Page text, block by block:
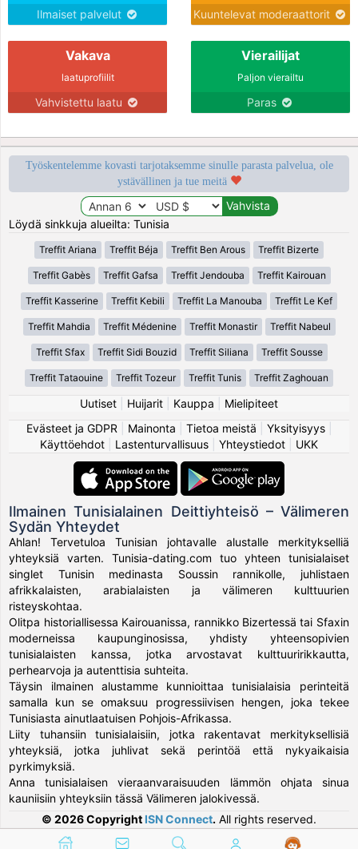
Ilmaiset palvelut Kuuntelevat moderaattorit
Vakava
laatuprofiilit
Vahvistettu laatu
Vierailijat
Paljon vierailtu
Paras
Työskentelemme kovasti tarjotaksemme sinulle parasta palvelua, ole
ystävällinen ja tue meitä
Löydä sinkkuja alueilta: Tunisia
Treffit Ariana Treffit Béja Treffit Ben Arous Treffit Bizerte
Treffit Gabès Treffit Gafsa Treffit Jendouba Treffit Kairouan
Treffit Kasserine Treffit Kebili Treffit La Manouba Treffit Le Kef
Treffit Mahdia Treffit Médenine Treffit Monastir Treffit Nabeul
Treffit Sfax Treffit Sidi Bouzid Treffit Siliana Treffit Sousse
Treffit Tataouine Treffit Tozeur Treffit Tunis Treffit Zaghouan
Uutiset Huijarit Kauppa
Mielipiteet
Evästeet ja GDPR
Mainonta Tietoa meistä Yksityisyys|
Käyttöehdot
Lastenturvallisuus Yhteystiedot UKK
Ilmainen Tunisialainen Deittiyhteisö – Välimeren
Sydän Yhteydet
Ahlan! Tervetuloa Tunisian johtavalle alustalle merkitykselliä
yhteyksiä varten. Tunisia-dating.com tuo yhteen tunisialaiset
singlet Tunisin medinasta Soussin rannikolle, juhlistaen
afrikkalaisten, arabialaisten ja välimeren kulttuurien
risteyskohtaa.
Olitpa historiallisessa Kairouanissa, rannikko Bizertessä tai Sfaxin
moderneissa kaupunginosissa, yhdisty yhteensopivien
tunisialaisten kanssa, jotka arvostavat kulttuuririkkautta,
perhearvoja ja autenttisia suhteita.
Täysin ilmainen alustamme kunnioittaa tunisialaisia perinteitä
samalla kun se omaksuu progressiivisen hengen, joka tekee
Tunisiasta ainutlaatuisen Pohjois-Afrikassa.
Liity tuhansiin tunisialaisiin, jotka rakentavat merkityksellisiä
yhteyksiä, jotka juhlivat sekä perintöä että nykyaikaisia
pyrkimyksiä.
Anna tunisialaisen vieraanvaraisuuden lämmön ohjata sinua
kauniisiin yhteyksiin tässä Välimeren jalokivessä.
© 2026 Copyright ISN Connect. All rights reserved.